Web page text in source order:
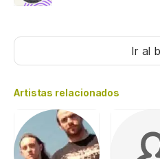
Ir al
Artistas relacionados